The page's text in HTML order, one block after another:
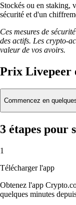
Stockés ou en staking,
sécurité et d'un
Ces mesures de
des actifs. Les crypto-
valeur de vos avoirs.
Prix Livepeer
Commencez en
3 étapes pour
1
Télécharger l'app
Obtenez l'app
quelques minutes